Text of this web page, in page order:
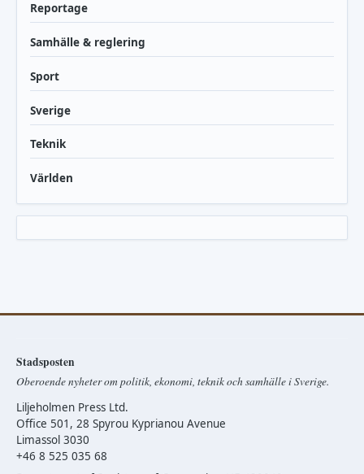
Reportage
Samhälle & reglering
Sport
Sverige
Teknik
Världen
Stadsposten
Oberoende nyheter om politik, ekonomi, teknik och samhälle i Sverige.
Liljeholmen Press Ltd.
Office 501, 28 Spyrou Kyprianou Avenue
Limassol 3030
+46 8 525 035 68